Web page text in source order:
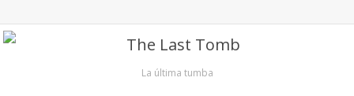
La última tumba